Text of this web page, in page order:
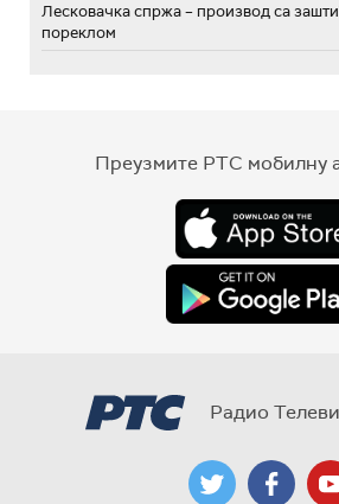
Лесковачка спржа – производ са
пореклом
Преузмите РТС мобилну
Радио